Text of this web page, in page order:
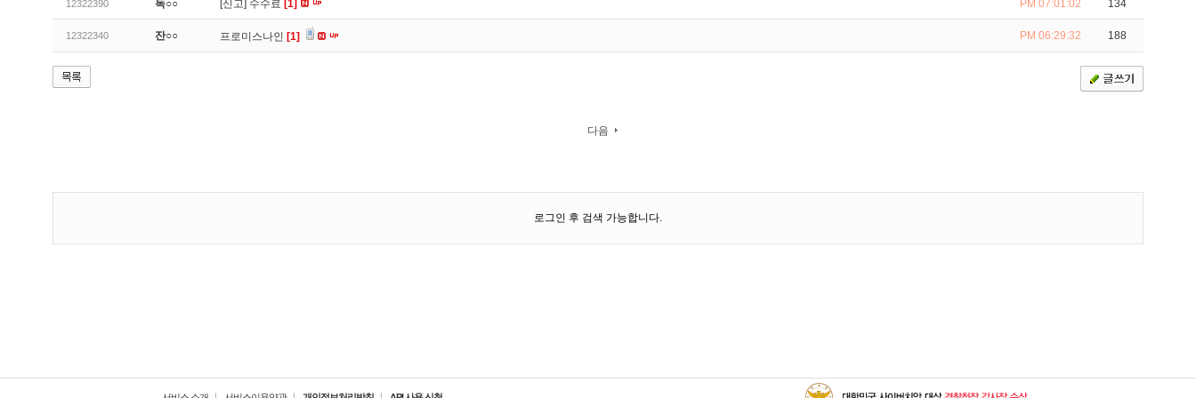
12322390 독○○ [신고] 수수료 [1] PM 07:01:02 134
12322340 잔○○ 프로미스나인 [1] PM 06:29:32 188
다음
로그인 후 검색 가능합니다.